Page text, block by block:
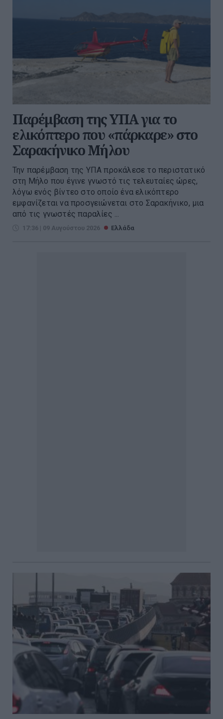
Παρέμβαση της ΥΠΑ για το
ελικόπτερο που «πάρκαρε» στο
Σαρακήνικο Μήλου
Την παρέμβαση της ΥΠΑ προκάλεσε το περιστατικό
στη Μήλο που έγινε γνωστό τις τελευταίες ώρες,
λόγω ενός βίντεο στο οποίο ένα ελικόπτερο
εμφανίζεται να προσγειώνεται στο Σαρακήνικο, μια
από τις γνωστές παραλίες ...
17:36 | 09 Αυγούστου 2026 Ελλάδα